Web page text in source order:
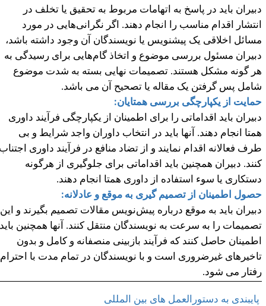
باید در پاسخ به اتهامات مربوط به تحقیق یا تخلف در
اقدام مناسب را انجام دهند. اگر نگرانی‌هایی در مورد
اخلاقی یک پیشنویس یا نویسندگان آن وجود داشته باشد،
مسئول بررسی موضوع و اتخاذ گام‌هایی برای رسیدگی به
گونه مشکل هستند. تصمیمات نهایی بسته به شدت موضوع
پس گرفتن یک مقاله یا تصحیح آن می باشد.
از یکپارچگی بررسی همتایان:
باید اقداماتی را برای اطمینان از یکپارچگی فرآیند داوری
انجام دهند. آنها باید در انتخاب داوران واجد شرایط و بی
فعالانه اقدام نمایند و از تضاد منافع در فرآیند داوری اجتناب
دبیران همچنین باید اقداماتی برای جلوگیری از هرگونه
یا سوء استفاده از داوری همتا انجام دهند.
اطمینان از تصمیم گیری به موقع و عادلانه:
باید به موقع درباره پیشنویس مقالات تصمیم بگیرند و این
را به سرعت به نویسندگان منتقل کنند. آنها همچنین باید
حاصل کنند که فرآیند بازبینی منصفانه و کامل و بدون
غیرضروری است و با نویسندگان در تمام مدت با احترام
می شود.
به دستورالعمل های بین المللی